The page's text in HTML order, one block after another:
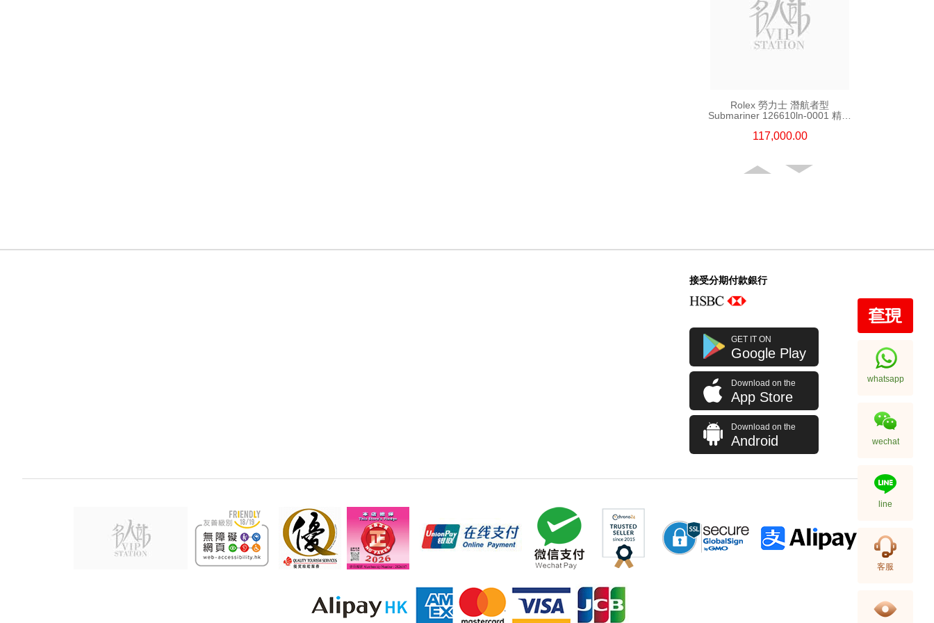
Rolex 勞力士 潛航者型
Submariner 126610ln-0001 精鋼
117,000.00
Rolex 勞力士 格林尼治型 Ii Gmt-
Master Ii 126710blro-0001 精鋼
百事圈
256,000.00
接受分期付款銀行
GET IT ON
Google Play
Download on the
App Store
Download on the
Android
whatsapp
wechat
line
客服